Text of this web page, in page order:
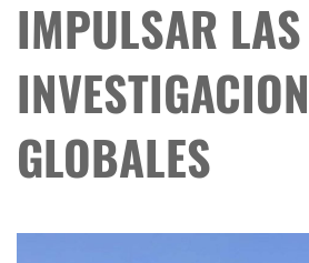
IMPULSAR LAS
GLOBALES